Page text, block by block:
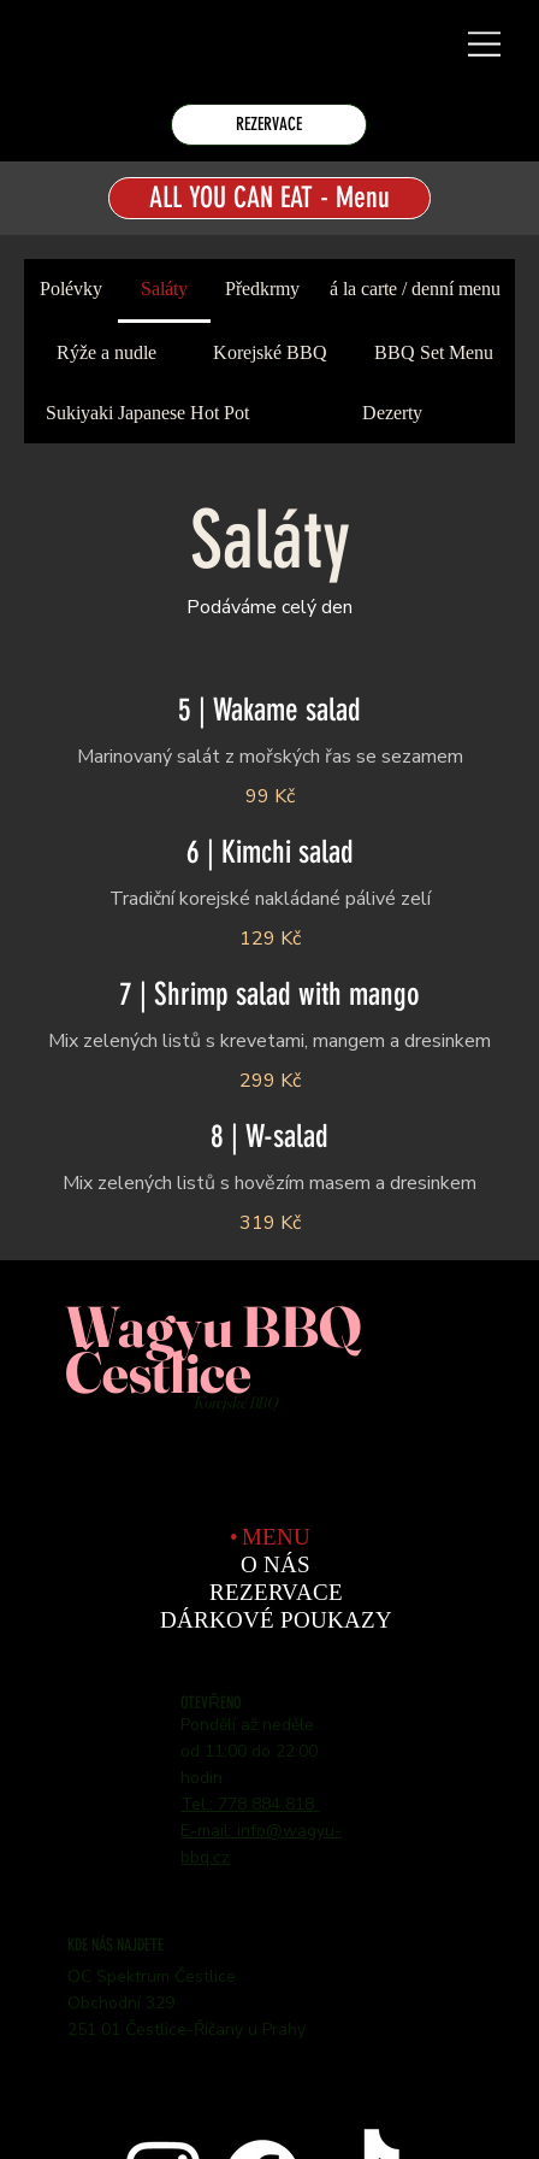
REZERVACE
Polévky Saláty Předkrmy á la carte / denní menu
Rýže a nudle Korejské BBQ BBQ Set Menu
Sukiyaki Japanese Hot Pot Dezerty
Saláty
Podáváme celý den
5 | Wakame salad
99 Kč
6 | Kimchi salad
Tradiční korejské nakládané pálivé zelí
129 Kč
7 | Shrimp salad with mango
Mix zelených listů s krevetami, mangem a dresinkem
299 Kč
8 | W-salad
319 Kč
ALL YOU CAN EAT - Menu
Wagyu BBQ
Čestlice
Korejské BBQ
MENU
O NÁS
REZERVACE
DÁRKOVÉ POUKAZY
OTEVŘENO
Pondělí až neděle
od 11:00 do 22:00
hodin
Tel.: 778 884 818
E-mail: info@wagyu-
bbq.cz
KDE NÁS NAJDETE
OC Spektrum Čestlice
Obchodní 329
251 01 Čestlice-Říčany u Prahy